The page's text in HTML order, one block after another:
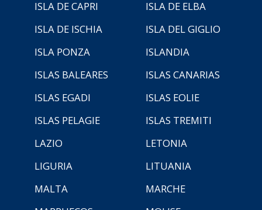
ISLA DE CAPRI
ISLA DE ELBA
ISLA DE ISCHIA
ISLA DEL GIGLIO
ISLA PONZA
ISLANDIA
ISLAS BALEARES
ISLAS CANARIAS
ISLAS EGADI
ISLAS EOLIE
ISLAS PELAGIE
ISLAS TREMITI
LAZIO
LETONIA
LIGURIA
LITUANIA
MALTA
MARCHE